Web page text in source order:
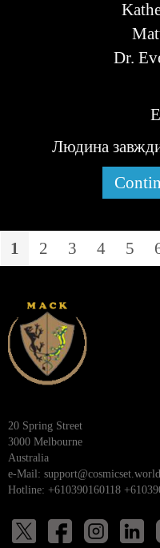
Dr.
Людина
1 2 3 4 5
20 Spring Street
3000 Melbourne
Australia
e-Mail: support@cosmicset.world
Hotline: +610390160118